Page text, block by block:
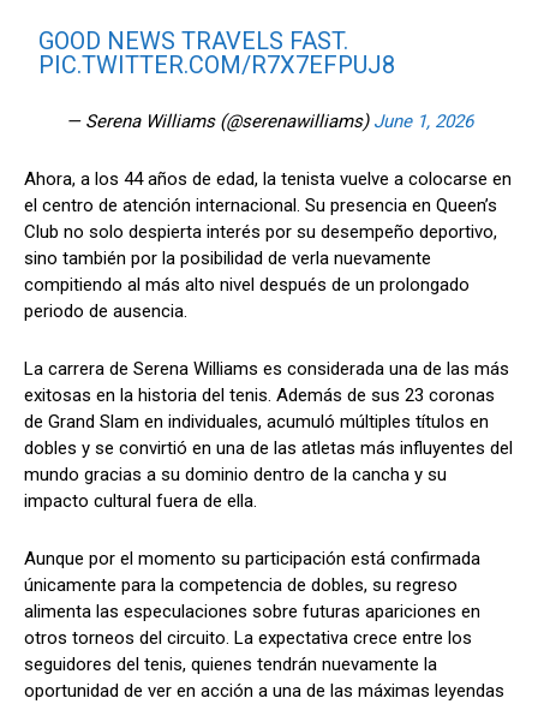
GOOD NEWS TRAVELS FAST.
PIC.TWITTER.COM/R7X7EFPUJ8
— Serena Williams (@serenawilliams) June 1, 2026
Ahora, a los 44 años de edad, la tenista vuelve a colocarse en
el centro de atención internacional. Su presencia en Queen’s
Club no solo despierta interés por su desempeño deportivo,
sino también por la posibilidad de verla nuevamente
compitiendo al más alto nivel después de un prolongado
periodo de ausencia.
La carrera de Serena Williams es considerada una de las más
exitosas en la historia del tenis. Además de sus 23 coronas
de Grand Slam en individuales, acumuló múltiples títulos en
dobles y se convirtió en una de las atletas más influyentes del
mundo gracias a su dominio dentro de la cancha y su
impacto cultural fuera de ella.
Aunque por el momento su participación está confirmada
únicamente para la competencia de dobles, su regreso
alimenta las especulaciones sobre futuras apariciones en
otros torneos del circuito. La expectativa crece entre los
seguidores del tenis, quienes tendrán nuevamente la
oportunidad de ver en acción a una de las máximas leyendas